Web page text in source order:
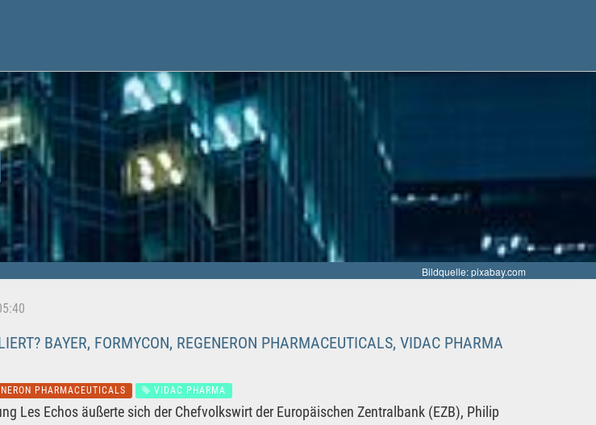
Bildquelle: pixabay.com
BAYER, FORMYCON, REGENERON PHARMACEUTICALS, VIDAC PHARMA
PHARMACEUTICALS VIDAC PHARMA
Les Echos äußerte sich der Chefvolkswirt der Europäischen Zentralbank (EZB), Philip